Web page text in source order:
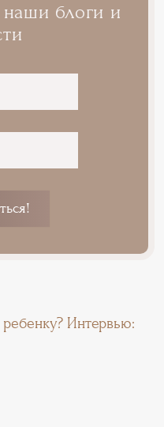
блоги и
Интервью: